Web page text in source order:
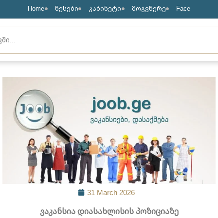
Home წესები კაბინეტი მოგვწერე Face
31 March 2026
ვაკანსია დიასახლისის პოზიციაზე